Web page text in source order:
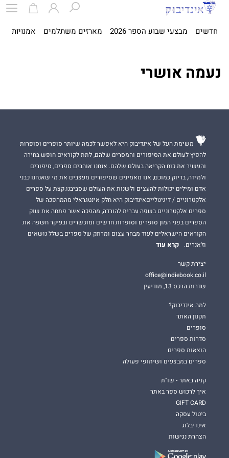
חדשים מבצעי שבוע הספר 2026 מארזים משתלמים אמנויות
נעמה אושרי
משימת העל של אינדיבוק היא לאפשר לכמה שיותר סופרים וסופרות
להפיץ לעולם את הסיפורים והמסרים שלהם, לתת לקוראים חופש בחירה
והעשיר את כוח הקריאה בעולם שלהם. אנחנו אוהבים ספרים, סיפורים
ולמידה, בדיוק כמוכם, אנו מאמינים שסיפורים מעצבים את מי שאנחנו כבני
אדם ומילים יכולות להעצים ולשנות את העולם שסביבנו.קצת על ספרים
אלקטרוניים / דיגיטלייםאינדיבוק היא חלק אינטגראלי מהמהפכה של
ספרים אלקטרוניים בשפה עברית להורדה, מהפכה אשר פתחה את שוק
הספרים בפני המון סופרים וסופרות חדשים ומוכשרים ובעיקר חשפה את
הקוראים הישראלים לעוד מבחר עצום ומרתק של ספרים בשלל נושאים
וז'אנרים.
קרא עוד
יצירת קשר
office@indiebook.co.il
שדרות הרכס 13, מודיעין
למה אינדיבוק?
תקנון האתר
סופרים
סדרות ספרים
הוצאות ספרים
ספרים במבצעים ושיתופי פעולה
קניה באתר - שו"ת
איך לרכוש ספר באתר
GIFT CARD
ביטול עסקה
אינדיבלוג
הצהרת נגישות